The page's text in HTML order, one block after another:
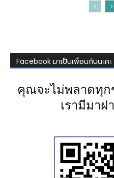
Facebook มาเป็นเพื่อนกันนะคะ
คุณจะไม่พลาดทุก
เรามีมา